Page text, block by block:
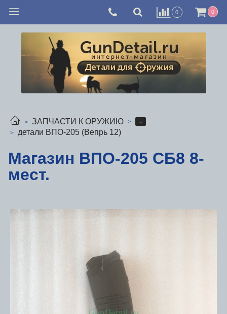
0 0
ЗАПЧАСТИ К ОРУЖИЮ
-
детали ВПО-205 (Вепрь 12)
Магазин ВПО-205 СБ8 8-
мест.